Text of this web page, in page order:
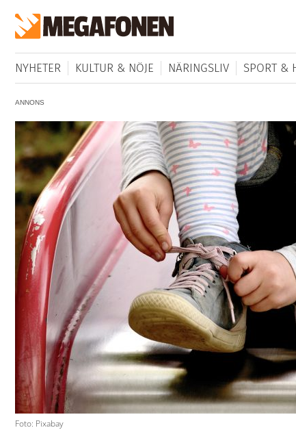
NYHETER KULTUR & NÖJE NÄRINGSLIV SPORT &
ANNONS
Foto: Pixabay